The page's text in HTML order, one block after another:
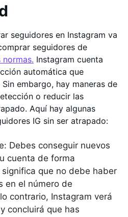
seguidores en Instagram va
seguidores de
Instagram cuenta
automática que
embargo, hay maneras de
o reducir las
Aquí hay algunas
IG sin ser atrapado:
Debes conseguir nuevos
cuenta de forma
que no debe haber
en el número de
contrario, Instagram verá
concluirá que has